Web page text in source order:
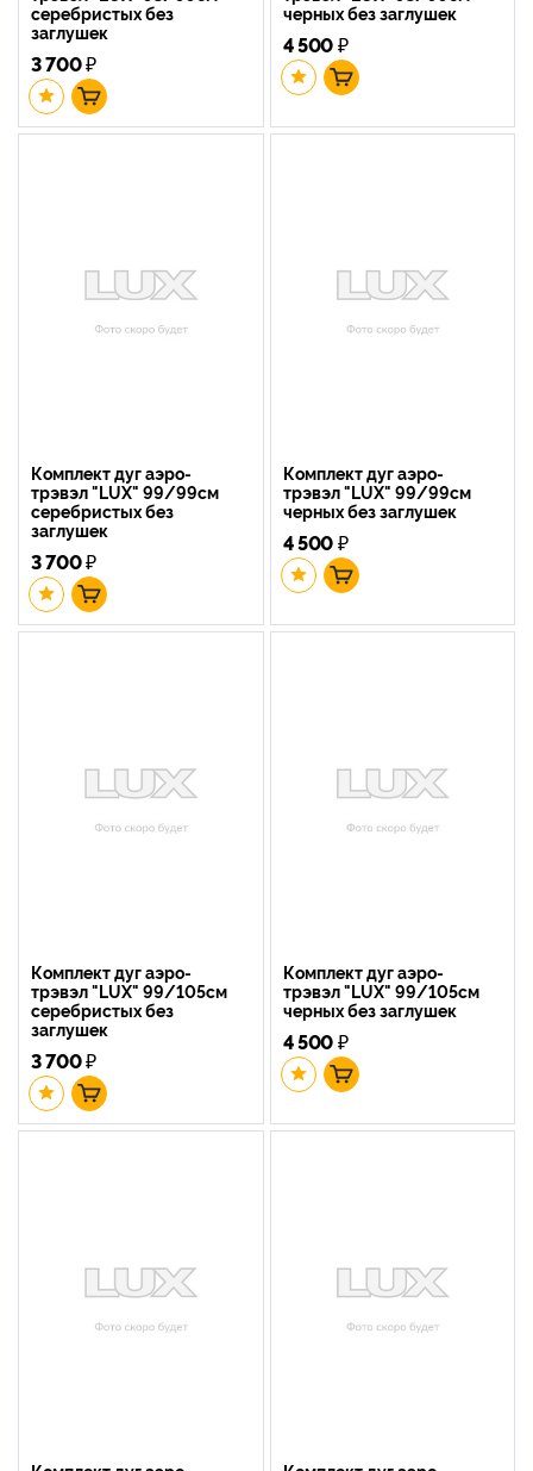
серебристых без
заглушек
3 700₽
черных без заглушек
4 500₽
Комплект дуг аэро-
трэвэл "LUX" 99/99см
серебристых без
заглушек
3 700₽
Комплект дуг аэро-
трэвэл "LUX" 99/99см
черных без заглушек
4 500₽
Комплект дуг аэро-
трэвэл "LUX" 99/105см
серебристых без
заглушек
3 700₽
Комплект дуг аэро-
трэвэл "LUX" 99/105см
черных без заглушек
4 500₽